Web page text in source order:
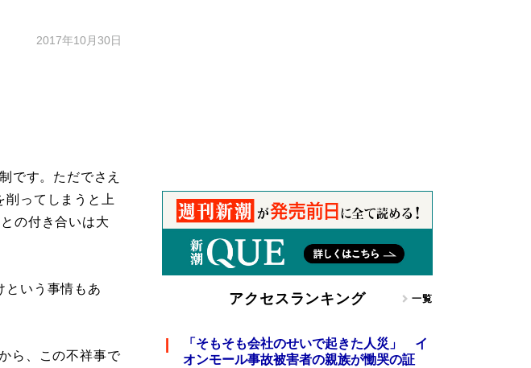
2017年10月30日
です。ただでさえ
削ってしまうと上
の付き合いは大
いう事情もあ
ら、この不祥事で
アクセスランキング 一覧
「そもそも会社のせいで起きた人災」 イ
オンモール事故被害者の親族が慟哭の証